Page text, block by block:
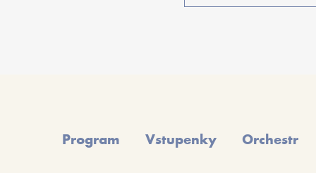
Program Vstupenky Orchestr